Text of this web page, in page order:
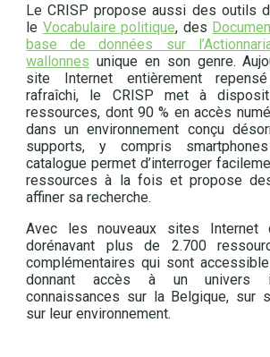
Le CRISP propose aussi des outils
le Vocabulaire politique, des
base de données sur
wallonnes unique en son genre.
site Internet entièrement
rafraîchi, le CRISP met à
ressources, dont 90 % en accès
dans un environnement conçu
supports, y compris
catalogue permet d’interroger
ressources à la fois et propose
affiner sa recherche.
Avec les nouveaux sites Internet
dorénavant plus de 2.700
complémentaires qui sont
donnant accès à un univers
connaissances sur la Belgique, sur
sur leur environnement.